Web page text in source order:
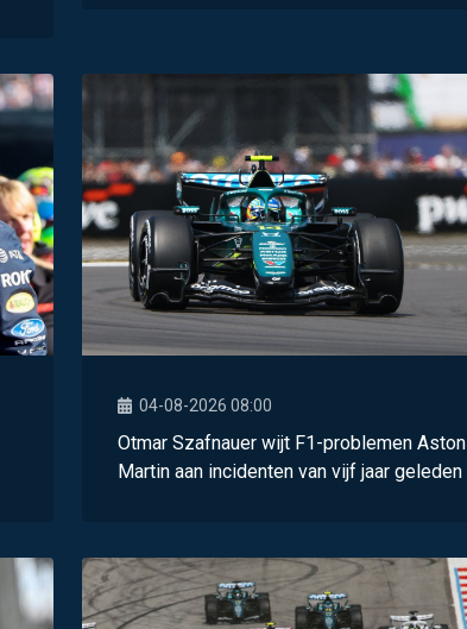
04-08-2026 08:00
Otmar Szafnauer wijt F1-problemen Aston
Martin aan incidenten van vijf jaar geleden